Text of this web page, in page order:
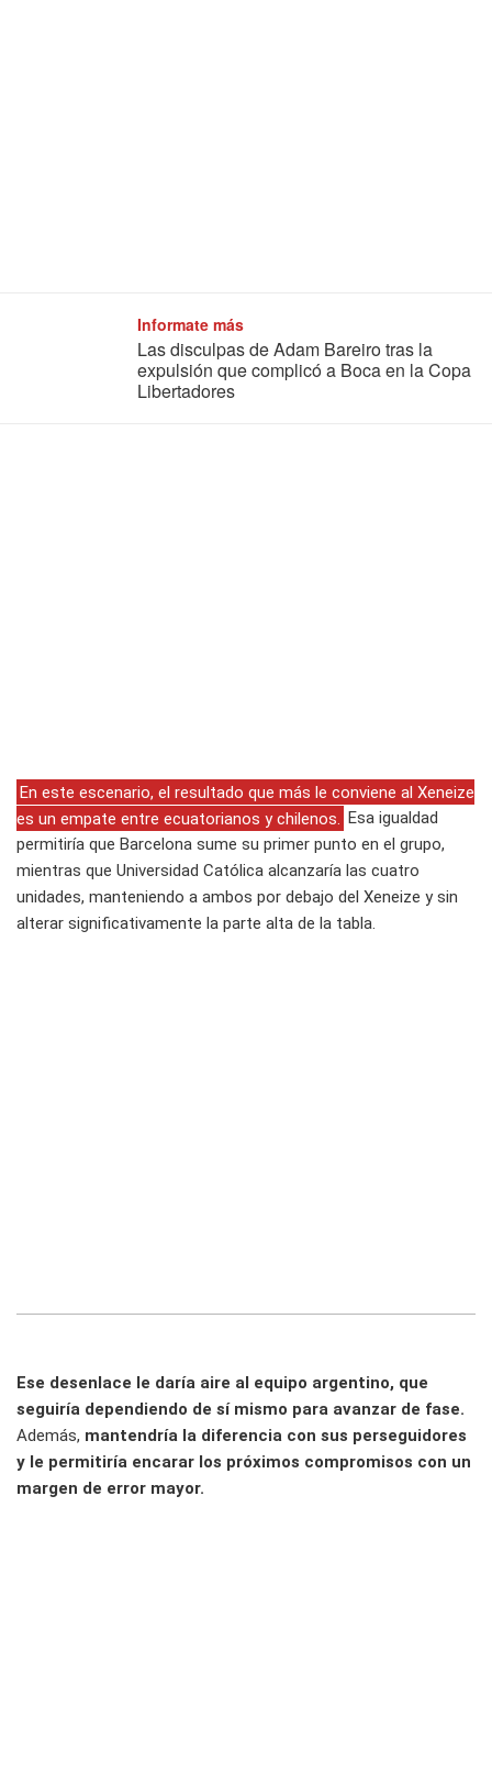
Informate más
Las disculpas de Adam Bareiro tras la
expulsión que complicó a Boca en la Copa
Libertadores
En este escenario, el resultado que más le conviene al Xeneize
es un empate entre ecuatorianos y chilenos.
Esa igualdad
permitiría que Barcelona sume su primer punto en el grupo,
mientras que Universidad Católica alcanzaría las cuatro
unidades, manteniendo a ambos por debajo del Xeneize y sin
alterar significativamente la parte alta de la tabla.
Ese desenlace le daría aire al equipo argentino, que
seguiría dependiendo de sí mismo para avanzar de fase.
Además, mantendría la diferencia con sus perseguidores
y le permitiría encarar los próximos compromisos con un
margen de error mayor.